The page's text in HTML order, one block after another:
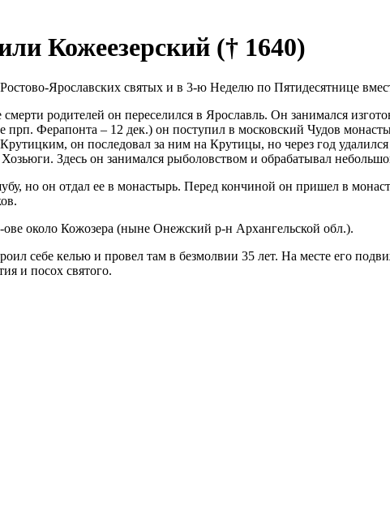
Кожеезерский († 1640)
Ярославских святых и в 3-ю Неделю по Пятидесятнице
родителей он переселился в Ярославль. Он занимался
Ферапонта – 12 дек.) он поступил в московский Чудов
он последовал за ним на Крутицы, но через год
Здесь он занимался рыболовством и обрабатывал
но он отдал ее в монастырь. Перед кончиной он пришел в
около Кожозера (ныне Онежский р-н Архангельской обл.).
себе келью и провел там в безмолвии 35 лет. На месте его
и посох святого.